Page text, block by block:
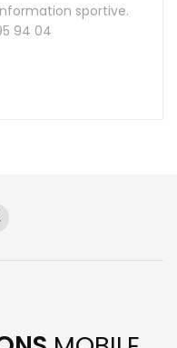
sportive.
94 04